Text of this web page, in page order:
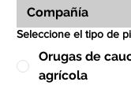
Seleccione el tipo de
Orugas de
agrícola